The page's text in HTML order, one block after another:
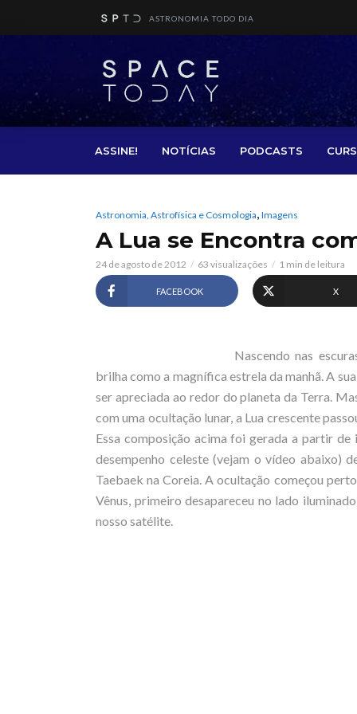
ASTRONOMIA TODO DIA
ASSINE! NOTÍCIAS PODCASTS
Astronomia, Astrofísica e Cosmologia, Imagens
A Lua se Encontra
24 de agosto de 2012 63 visualizações 1 min de leitura
FACEBOOK X
Nascendo nas
brilha como a magnífica estrela da manhã. A
ser apreciada ao redor do planeta da Terra.
com uma ocultação lunar, a Lua crescente
Essa composição acima foi gerada a partir
desempenho celeste (vejam o vídeo abaixo)
Taebaek na Coreia. A ocultação começou
Vênus, primeiro desapareceu no lado
nosso satélite.